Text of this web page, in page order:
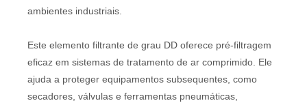
ambientes industriais.
Este elemento filtrante de grau DD oferece pré-filtragem
eficaz em sistemas de tratamento de ar comprimido. Ele
ajuda a proteger equipamentos subsequentes, como
secadores, válvulas e ferramentas pneumáticas,